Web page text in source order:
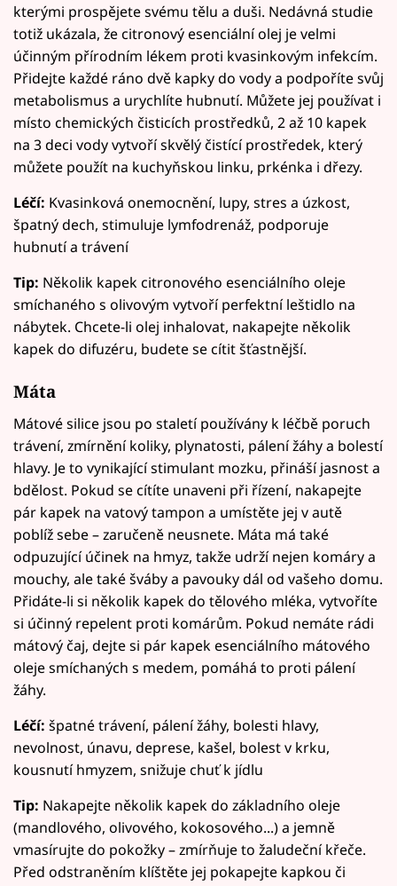
kterými prospějete svému tělu a duši. Nedávná studie
totiž ukázala, že citronový esenciální olej je velmi
účinným přírodním lékem proti kvasinkovým infekcím.
Přidejte každé ráno dvě kapky do vody a podpoříte svůj
metabolismus a urychlíte hubnutí. Můžete jej používat i
místo chemických čisticích prostředků, 2 až 10 kapek
na 3 deci vody vytvoří skvělý čistící prostředek, který
můžete použít na kuchyňskou linku, prkénka i dřezy.
Léčí: Kvasinková onemocnění, lupy, stres a úzkost,
špatný dech, stimuluje lymfodrenáž, podporuje
hubnutí a trávení
Tip: Několik kapek citronového esenciálního oleje
smíchaného s olivovým vytvoří perfektní leštidlo na
nábytek. Chcete-li olej inhalovat, nakapejte několik
kapek do difuzéru, budete se cítit šťastnější.
Máta
Mátové silice jsou po staletí používány k léčbě poruch
trávení, zmírnění koliky, plynatosti, pálení žáhy a bolestí
hlavy. Je to vynikající stimulant mozku, přináší jasnost a
bdělost. Pokud se cítíte unaveni při řízení, nakapejte
pár kapek na vatový tampon a umístěte jej v autě
poblíž sebe – zaručeně neusnete. Máta má také
odpuzující účinek na hmyz, takže udrží nejen komáry a
mouchy, ale také šváby a pavouky dál od vašeho domu.
Přidáte-li si několik kapek do tělového mléka, vytvoříte
si účinný repelent proti komárům. Pokud nemáte rádi
mátový čaj, dejte si pár kapek esenciálního mátového
oleje smíchaných s medem, pomáhá to proti pálení
žáhy.
Léčí: špatné trávení, pálení žáhy, bolesti hlavy,
nevolnost, únavu, deprese, kašel, bolest v krku,
kousnutí hmyzem, snižuje chuť k jídlu
Tip: Nakapejte několik kapek do základního oleje
(mandlového, olivového, kokosového...) a jemně
vmasírujte do pokožky – zmírňuje to žaludeční křeče.
Před odstraněním klíštěte jej pokapejte kapkou či